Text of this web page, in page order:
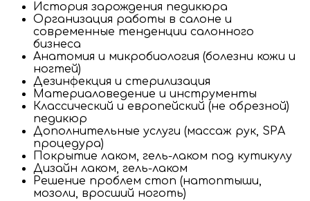
История зарождения педикюра
Организация работы в салоне и
современные тенденции салонного
бизнеса
Анатомия и микробиология (болезни кожи и
ногтей)
Дезинфекция и стерилизация
Материаловедение и инструменты
Классический и европейский (не обрезной)
педикюр
Дополнительные услуги (массаж рук, SPA
процедура)
Покрытие лаком, гель-лаком под кутикулу
Дизайн лаком, гель-лаком
Решение проблем стоп (натоптыши,
мозоли, вросший ноготь)